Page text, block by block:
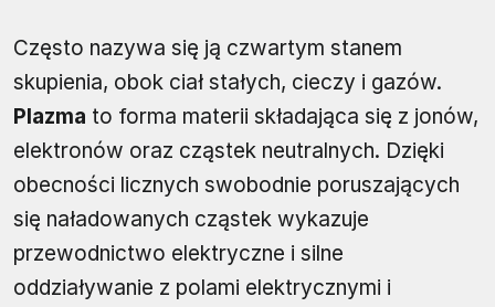
Często nazywa się ją czwartym stanem
skupienia, obok ciał stałych, cieczy i gazów.
Plazma to forma materii składająca się z jonów,
elektronów oraz cząstek neutralnych. Dzięki
obecności licznych swobodnie poruszających
się naładowanych cząstek wykazuje
przewodnictwo elektryczne i silne
oddziaływanie z polami elektrycznymi i